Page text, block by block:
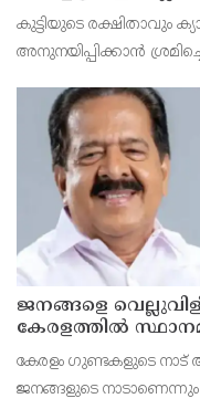
റദ്ദാക്കി
കുട്ടിയുടെ രക്ഷിതാവും
അനുനയിപ്പിക്കാന്‍
ജനങ്ങളെ
കേരളത്തില്‍
കേരളം ഗുണ്ടകളുടെ നാട്
ജനങ്ങളുടെ നാടാണെന്നും